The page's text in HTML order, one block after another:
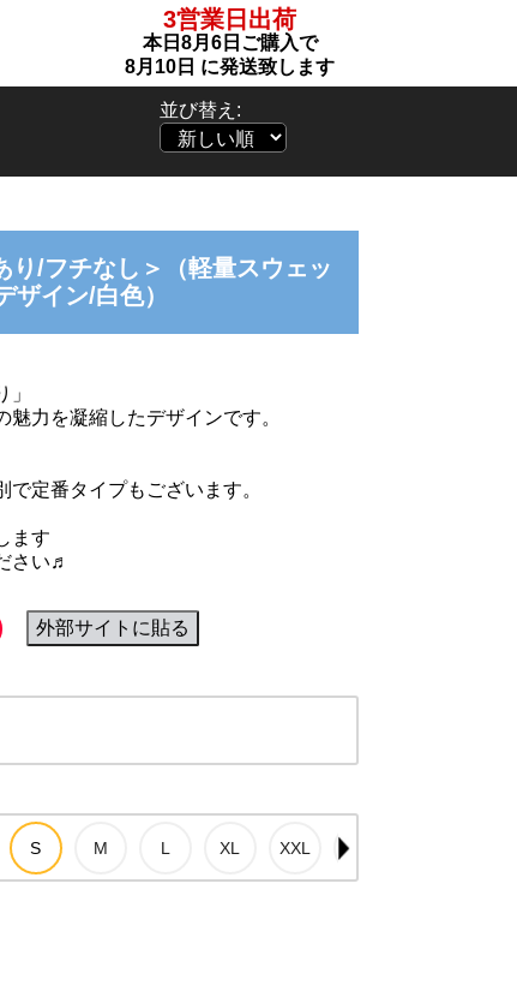
3営業日出荷
本日 8月6日 ご購入で
8月10日 に発送致します
並び替え:
り/フチなし＞（軽量スウェッ
ザイン/白色）
力を凝縮したデザインです。
定番タイプもございます。
ます
さい♬
外部サイトに貼る